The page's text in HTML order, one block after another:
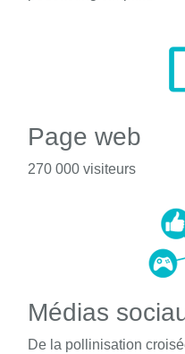
Page web
270 000 visiteurs
Médias
De la pollinisation